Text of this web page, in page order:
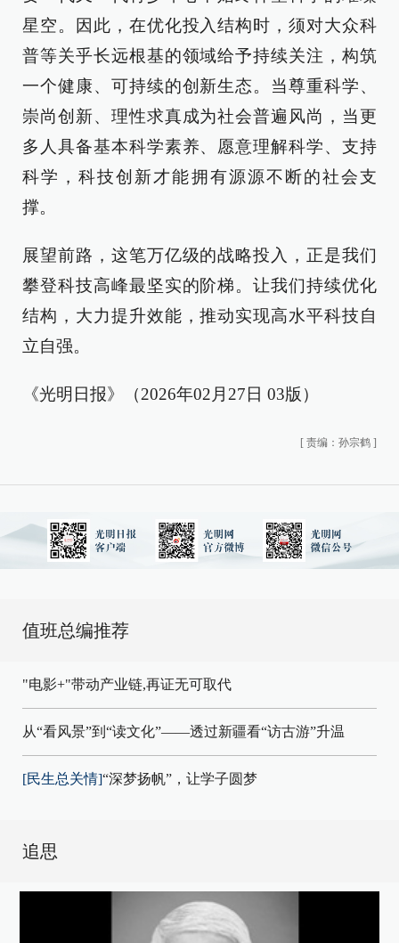
星空。因此，在优化投入结构时，须对大众科
普等关乎长远根基的领域给予持续关注，构筑
一个健康、可持续的创新生态。当尊重科学、
崇尚创新、理性求真成为社会普遍风尚，当更
多人具备基本科学素养、愿意理解科学、支持
科学，科技创新才能拥有源源不断的社会支
撑。
展望前路，这笔万亿级的战略投入，正是我们
攀登科技高峰最坚实的阶梯。让我们持续优化
结构，大力提升效能，推动实现高水平科技自
立自强。
《光明日报》（2026年02月27日 03版）
[ 责编：孙宗鹤 ]
值班总编推荐
"电影+"带动产业链,再证无可取代
从“看风景”到“读文化”——透过新疆看“访古游”升温
[民生总关情]“深梦扬帆”，让学子圆梦
追思